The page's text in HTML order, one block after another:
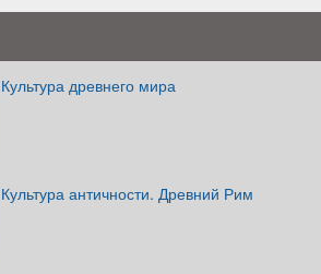
Культура древнего мира
Культура античности. Древний Рим